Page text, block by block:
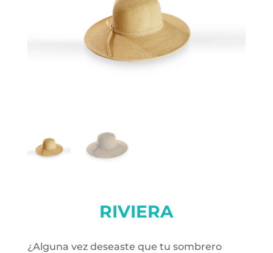
RIVIERA
¿Alguna vez deseaste que tu sombrero